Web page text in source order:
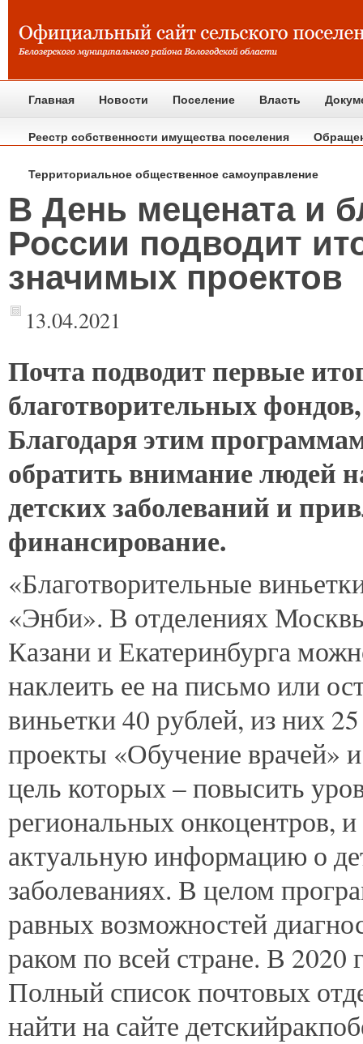
Главная Новости Поселение Власть
Реестр собственности имущества поселения
Территориальное общественное самоуправление
В День мецената и
России подводит
значимых проектов
13.04.2021
Почтаподводит первые
благотворительных
Благодаря этим
обратить внимание людей
детских заболеваний и
финансирование.
«Благотворительные
«Энби». В отделениях
Казани и Екатеринбурга
наклеить ее на письмо или
виньетки 40 рублей, из них
проекты «Обучение врачей»
цель которых – повысить
региональных онкоцентров,
актуальную информацию о
заболеваниях. В целом
равных возможностей
раком по всей стране. В 2020
Полный список почтовых
найти на сайте